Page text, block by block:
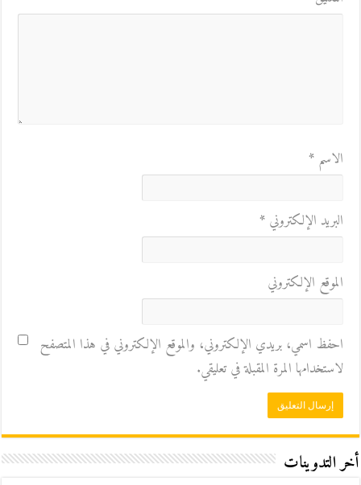
الاسم*
البريد الإلكتروني*
الموقع الإلكتروني
احفظ اسمي، بريدي الإلكتروني، والموقع الإلكتروني في هذا المتصفح
لاستخدامها المرة المقبلة في تعليقي.
أخر التدوينات